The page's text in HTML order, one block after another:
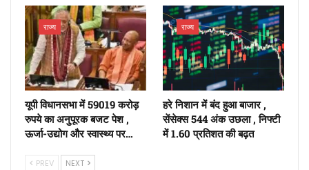
राज्य
यूपी विधानसभा में 59019 करोड़
रुपये का अनुपूरक बजट पेश ,
ऊर्जा-उद्योग और स्वास्थ्य पर…
राज्य
हरे निशान में बंद हुआ बाजार ,
सेंसेक्स 544 अंक उछला , निफ्टी
में 1.60 प्रतिशत की बढ़त
PREV NEXT